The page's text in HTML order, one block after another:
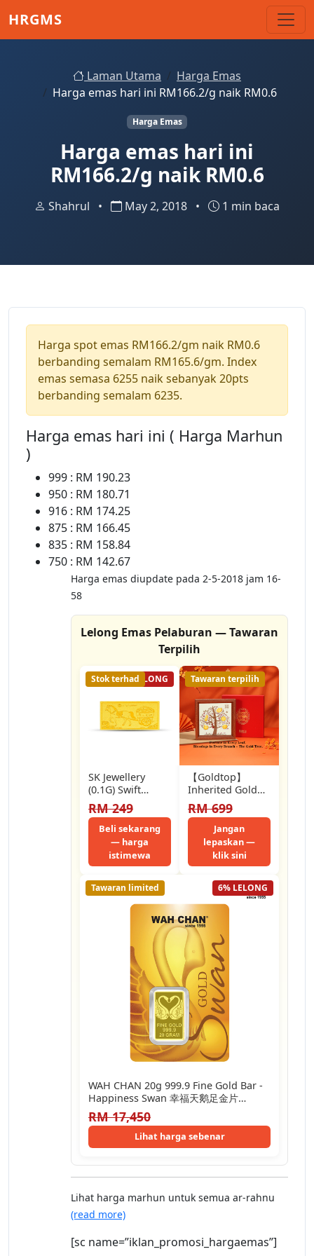
HRGMS
Laman Utama
Harga Emas
Harga emas hari ini RM166.2/g naik RM0.6
Harga Emas
Harga emas hari ini
RM166.2/g naik RM0.6
Shahrul • May 2, 2018 • 1 min baca
Harga spot emas RM166.2/gm naik RM0.6
berbanding semalam RM165.6/gm. Index
emas semasa 6255 naik sebanyak 20pts
berbanding semalam 6235.
Harga emas hari ini ( Harga Marhun
)
999 : RM 190.23
950 : RM 180.71
916 : RM 174.25
875 : RM 166.45
835 : RM 158.84
750 : RM 142.67
Harga emas diupdate pada 2-5-2018 jam 16-
58
Lelong Emas Pelaburan — Tawaran
Terpilih
19% LELONG
Stok terhad
SK Jewellery
(0.1G) Swift
Prosperity Horse
马上发财 999
Pure Gold Bar
RM 249
Beli sekarang
— harga
istimewa
Tawaran terpilih
【Goldtop】
Inherited Gold
Tree Frame-999
Pure
Gold（1.0g）-
Fortune Home
Decoration-Gold
Bar-Wealth &
Blessings-2026
Global…
RM 699
Jangan
lepaskan —
klik sini
6% LELONG
Tawaran limited
WAH CHAN 20g 999.9 Fine Gold Bar -
Happiness Swan 幸福天鹅足金片
20g.Swan
RM 17,450
Lihat harga sebenar
Lihat harga marhun untuk semua ar-rahnu
(read more)
[sc name=”iklan_promosi_hargaemas”]